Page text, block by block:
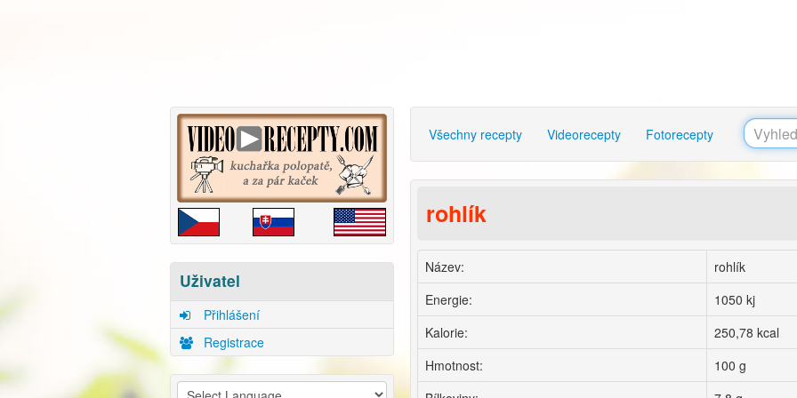
Uživatel
Přihlášení
Registrace
Všechny recepty Videorecepty Fotorecepty
rohlík
Název:
rohlík
Energie:
1050 kj
Kalorie:
250,78 kcal
Hmotnost:
100 g